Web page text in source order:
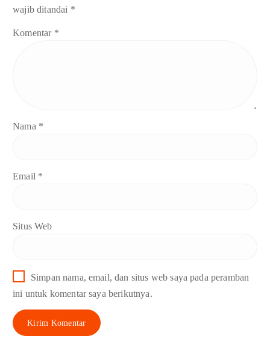
wajib ditandai *
Komentar *
Nama *
Email *
Situs Web
Simpan nama, email, dan situs web saya pada peramban
ini untuk komentar saya berikutnya.